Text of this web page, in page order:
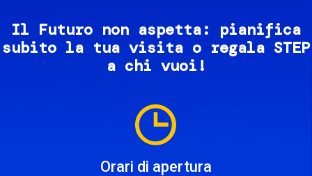
Il Futuro non aspetta: pianifica
subito la tua visita o regala STEP
a chi vuoi!
Orari di apertura